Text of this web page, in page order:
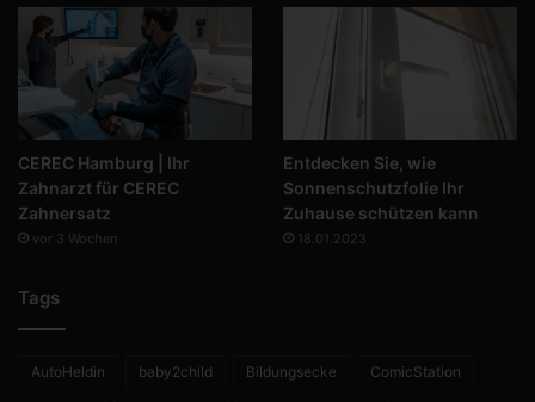
CEREC Hamburg | Ihr
Zahnarzt für CEREC
Zahnersatz
vor 3 Wochen
Entdecken Sie, wie
Sonnenschutzfolie Ihr
Zuhause schützen kann
18.01.2023
Tags
AutoHeldin baby2child Bildungsecke ComicStation